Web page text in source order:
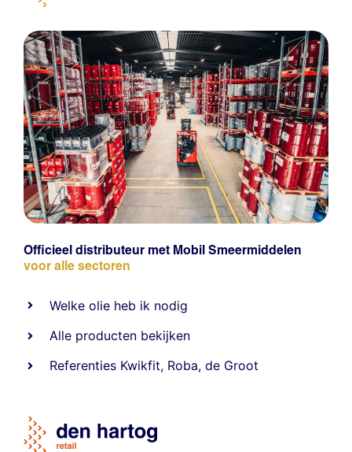
Officieel distributeur met Mobil Smeermiddelen
voor alle sectoren
Welke olie heb ik nodig
Alle producten bekijken
Referenties Kwikfit, Roba,de Groot